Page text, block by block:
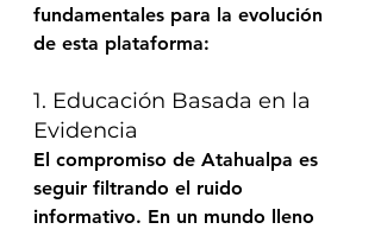
fundamentales para la evolución
de esta plataforma:
1. Educación Basada en la
Evidencia
El compromiso de Atahualpa es
seguir filtrando el ruido
informativo. En un mundo lleno